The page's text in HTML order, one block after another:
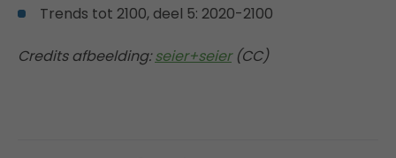
Trends tot 2100, deel 5: 2020-2100
Credits afbeelding:seier+seier(CC)